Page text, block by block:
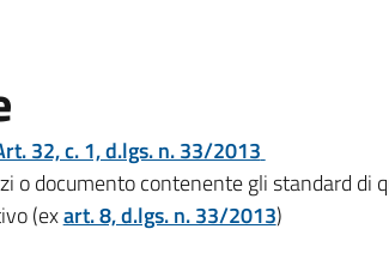
32, c. 1, d.lgs. n. 33/2013
o documento contenente gli standard di
(exart. 8, d.lgs. n. 33/2013)